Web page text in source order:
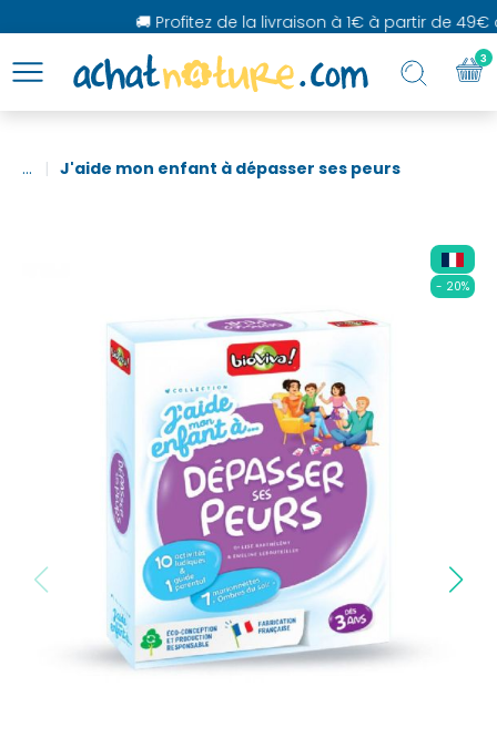
🚚 Profitez de la livraison à 1€ à partir de 49€
... J'aide mon enfant à dépasser ses peurs
- 20%
3